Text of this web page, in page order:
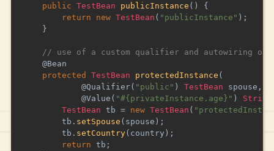
public TestBean publicInstance ( )
{
return
new TestBean ( "publicInstance" ) ;
}
// use of a custom qualifier and autowiring of
@Bean
protected
TestBean protectedInstance (
@Qualifier( "public" ) TestBean spouse ,
@Value ( "#{privateInstance.age}" ) String
TestBean tb = new TestBean (
        tb
. setSpouse ( spouse ) ;
        tb
. setCountry( country ) ;
return tb ;